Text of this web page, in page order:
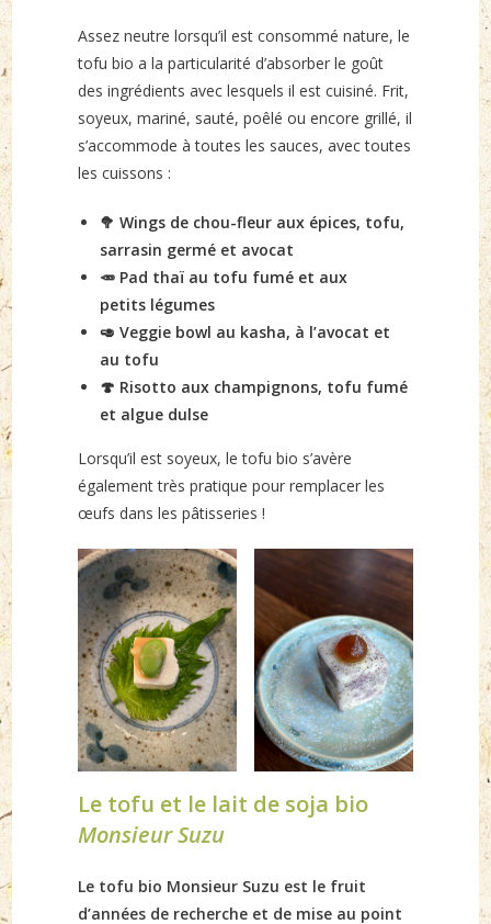
Assez neutre lorsqu’il est consommé nature, le
tofu bio a la particularité d’absorber le goût
des ingrédients avec lesquels il est cuisiné. Frit,
soyeux, mariné, sauté, poêlé ou encore grillé, il
s’accommode à toutes les sauces, avec toutes
les cuissons :
🥦 Wings de chou-fleur aux épices, tofu,
sarrasin germé et avocat
🥕 Pad thaï au tofu fumé et aux
petits légumes
🥑 Veggie bowl au kasha, à l’avocat et
au tofu
🍄 Risotto aux champignons, tofu fumé
et algue dulse
Lorsqu’il est soyeux, le tofu bio s’avère
également très pratique pour remplacer les
œufs dans les pâtisseries !
Le tofu et le lait de soja bio
Monsieur Suzu
Le tofu bio Monsieur Suzu est le fruit
d’années de recherche et de mise au point